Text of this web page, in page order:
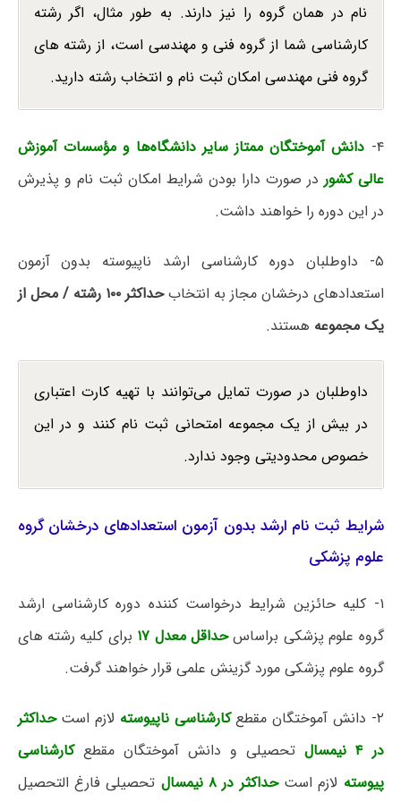
نام در همان گروه را نیز دارند. به طور مثال، اگر رشته
کارشناسی شما از گروه فنی و مهندسی است، از رشته های
گروه فنی مهندسی امکان ثبت نام و انتخاب رشته دارید.
۴- دانش آموختگان ممتاز سایر دانشگاه‌ها و مؤسسات آموزش
عالی کشور در صورت دارا بودن شرایط امکان ثبت نام و پذیرش
در این دوره را خواهند داشت.
۵- داوطلبان دوره کارشناسی ارشد ناپیوسته بدون آزمون
استعدادهای درخشان مجاز به انتخاب
حداکثر ۱۰۰ رشته / محل از
یک مجموعه هستند.
داوطلبان در صورت تمایل می‌توانند با تهیه کارت اعتباری
در بیش از یک مجموعه امتحانی ثبت نام کنند و در این
خصوص محدودیتی وجود ندارد.
شرایط ثبت نام ارشد بدون آزمون استعدادهای درخشان گروه
علوم پزشکی
۱- کلیه حائزین شرایط درخواست کننده دوره کارشناسی ارشد
گروه علوم پزشکی براساسحداقل معدل ۱۷
برای کلیه رشته های
گروه علوم پزشکی مورد گزینش علمی قرار خواهند گرفت.
۲- دانش آموختگان مقطع کارشناسی ناپیوسته لازم است حداکثر
در ۴ نیمسال
تحصیلی و دانش آموختگان مقطعکارشناسی
پیوسته لازم استحداکثر در ۸ نیمسال
تحصیلی فارغ التحصیل